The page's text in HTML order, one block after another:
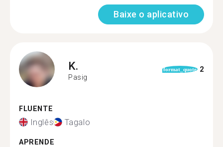
Baixe o aplicativo
K.
Pasig
format_quote 2
FLUENTE
Inglês Tagalo
APRENDE